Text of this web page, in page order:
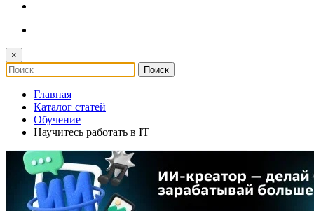
×
Главная
Каталог статей
Обучение
Научитесь работать в IT